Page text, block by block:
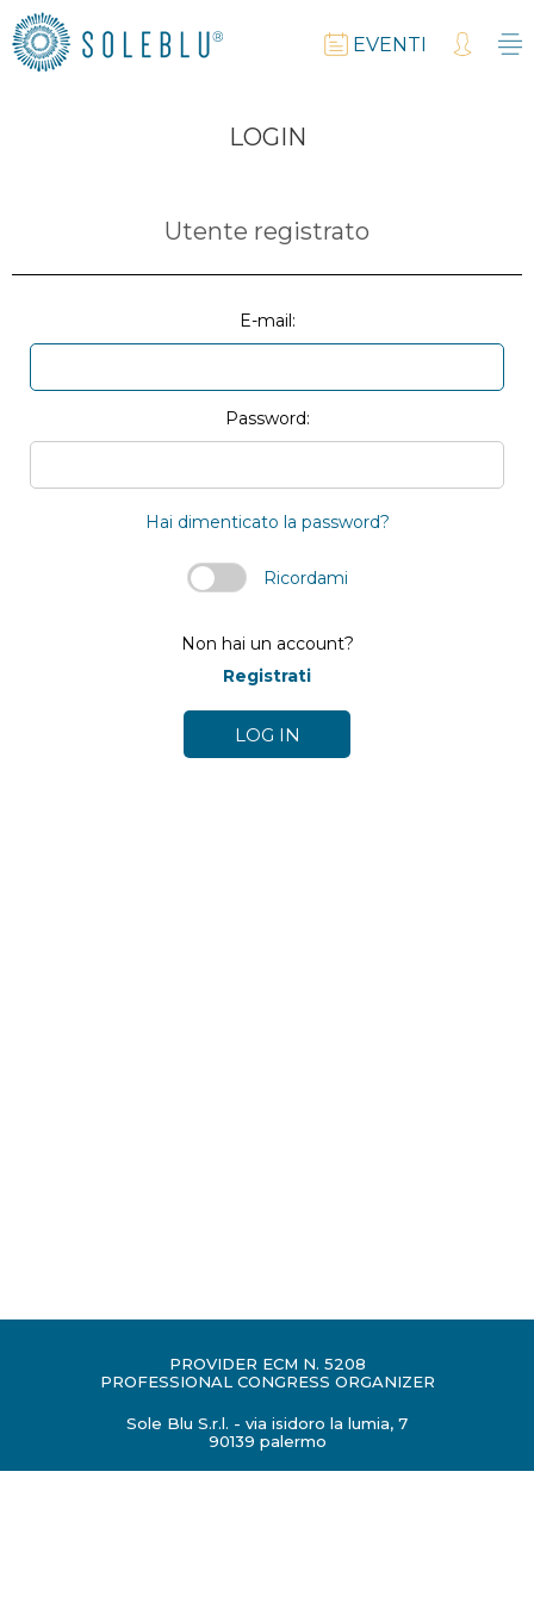
EVENTI
LOGIN
Utente registrato
E-mail:
Password:
Hai dimenticato la password?
Ricordami
Non hai un account?
Registrati
PROVIDER ECM N. 5208
PROFESSIONAL CONGRESS ORGANIZER
Sole Blu S.r.l. - via isidoro la lumia, 7
90139 palermo
congressi@soleblusicilia.it